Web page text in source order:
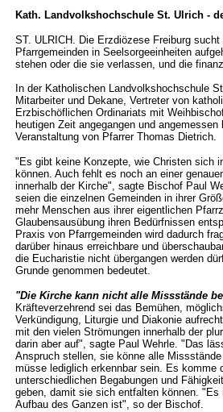
Kath. Landvolkshochschule St. Ulrich -
ST. ULRICH. Die Erzdiözese Freiburg
Pfarrgemeinden in Seelsorgeeinheiten
stehen oder die sie verlassen, und die
In der Katholischen Landvolkshochschule
Mitarbeiter und Dekane, Vertreter von
Erzbischöflichen Ordinariats mit
heutigen Zeit angegangen und
Veranstaltung von Pfarrer Thomas Dietrich.
"Es gibt keine Konzepte, wie Christen sich
können. Auch fehlt es noch an einer
innerhalb der Kirche", sagte Bischof Paul
seien die einzelnen Gemeinden in ihrer
mehr Menschen aus ihrer eigentlichen
Glaubensausübung ihren Bedürfnissen
Praxis von Pfarrgemeinden wird dadurch
darüber hinaus erreichbare und
die Eucharistie nicht übergangen werden
Grunde genommen bedeutet.
"Die Kirche kann nicht alle Missstände
Kräfteverzehrend sei das Bemühen,
Verkündigung, Liturgie und Diakonie
mit den vielen Strömungen innerhalb der
darin aber auf", sagte Paul Wehrle. "Das
Anspruch stellen, sie könne alle
müsse lediglich erkennbar sein. Es komme
unterschiedlichen Begabungen und
geben, damit sie sich entfalten können.
Aufbau des Ganzen ist", so der Bischof.